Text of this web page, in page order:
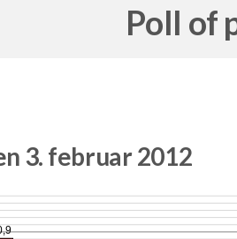
Poll of
3. februar 2012